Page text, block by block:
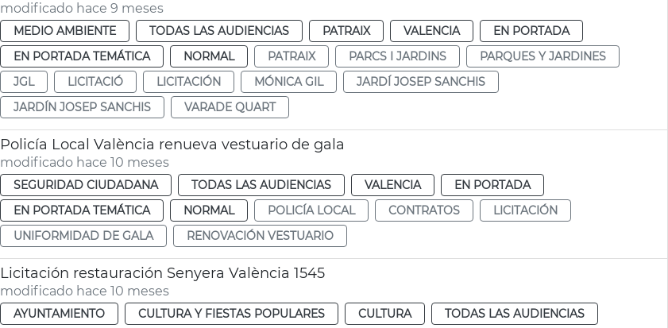
modificado hace 9 meses
MEDIO AMBIENTE TODAS LAS AUDIENCIAS PATRAIX VALENCIA
EN PORTADA
EN PORTADA TEMÁTICA
NORMAL PATRAIX PARCS I JARDINS
PARQUES Y JARDINES
JGL
LICITACIÓ LICITACIÓN MÓNICA GIL
JARDÍ JOSEP SANCHIS
JARDÍN JOSEP SANCHIS
VARADE QUART
Policía Local València renueva vestuario de gala
modificado hace 10 meses
SEGURIDAD CIUDADANA TODAS LAS AUDIENCIAS VALENCIA
EN PORTADA
EN PORTADA TEMÁTICA
NORMAL POLICÍA LOCAL CONTRATOS
LICITACIÓN
UNIFORMIDAD DE GALA
RENOVACIÓN VESTUARIO
Licitación restauración Senyera València 1545
modificado hace 10 meses
AYUNTAMIENTO CULTURA Y FIESTAS POPULARES CULTURA
TODAS LAS AUDIENCIAS